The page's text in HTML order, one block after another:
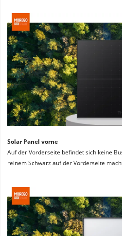
Solar Panel vorne
Auf der Vorderseite befindet sich keine
reinem Schwarz auf der Vorderseite